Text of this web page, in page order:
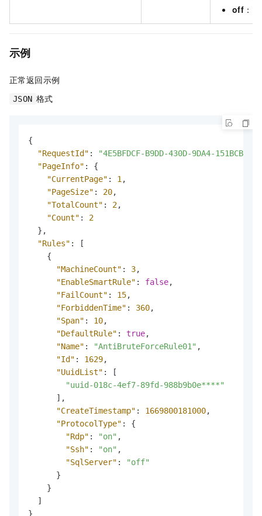
off ：
示例
正常返回示例
JSON 格式
{
"RequestId" :
"4E5BFDCF-B9DD-430D-9DA4-
"PageInfo" :
{
"CurrentPage" : 1 ,
"PageSize" : 20,
"TotalCount" : 2,
"Count" :
2
} ,
"Rules" :
[
{
"MachineCount" : 3,
"EnableSmartRule" : false,
"FailCount" : 15,
"ForbiddenTime" : 360,
"Span" : 10,
"DefaultRule" : true,
"Name" : "AntiBruteForceRule01" ,
"Id" : 1629,
"UuidList" :
[
"uuid-018c-4ef7-89fd-988b9b0e****"
] ,
"CreateTimestamp" : 1669800181000,
"ProtocolType" :
{
"Rdp" : "on" ,
"Ssh" : "on" ,
"SqlServer" :
"off"
}
}
]
}